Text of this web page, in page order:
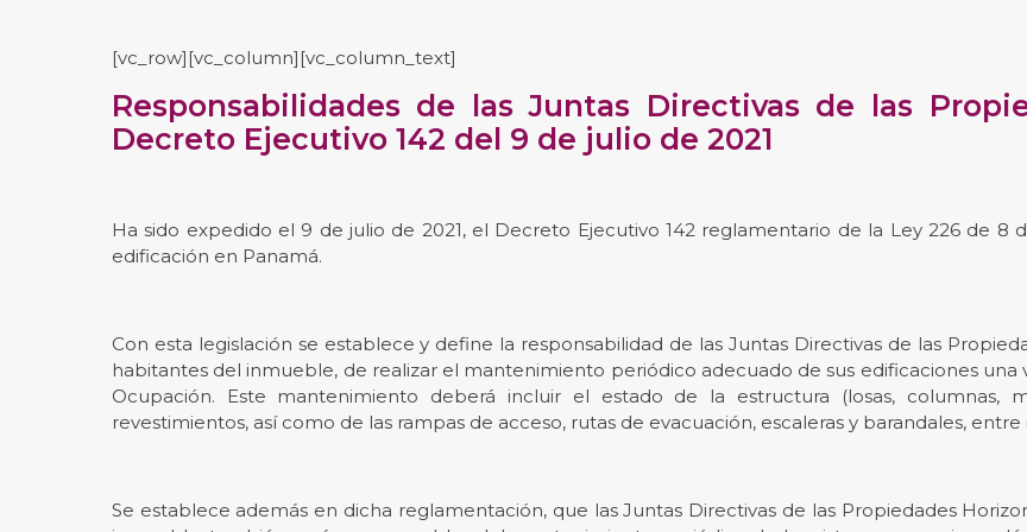
[vc_row][vc_column][vc_column_text]
Responsabilidades de las Juntas Directivas de las
Decreto Ejecutivo 142 del 9 de julio de 2021
Ha sido expedido el 9 de julio de 2021, el Decreto Ejecutivo 142 reglamentario de la Ley 226 de 8
edificación en Panamá.
Con esta legislación se establece y define la responsabilidad de las Juntas Directivas de las
habitantes del inmueble, de realizar el mantenimiento periódico adecuado de sus edificaciones una
Ocupación. Este mantenimiento deberá incluir el estado de la estructura (losas, columnas,
revestimientos, así como de las rampas de acceso, rutas de evacuación, escaleras y barandales, entre
Se establece además en dicha reglamentación, que las Juntas Directivas de las Propiedades